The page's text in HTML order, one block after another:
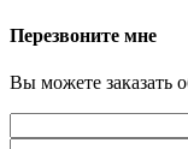
Перезвоните мне
Вы можете заказать